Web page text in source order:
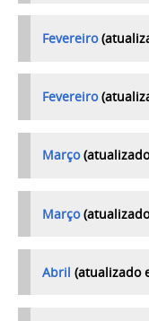
Fevereiro
Fevereiro
Março
Março(atualizado
Abril (atualizado